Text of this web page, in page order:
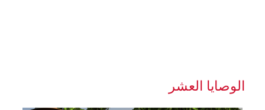
الوصايا العشر